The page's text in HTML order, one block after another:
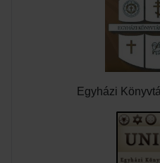
Egyházi